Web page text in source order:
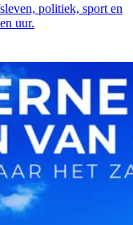
politiek, sport en
uur.